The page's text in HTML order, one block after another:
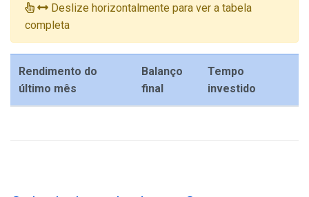
Deslize horizontalmente para ver a tabela
completa
Rendimento do
último mês
Balanço
final
Tempo
investido